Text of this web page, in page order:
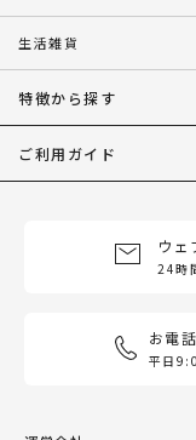
生活雑貨
特徴から探す
ご利用ガイド
ウェ
24時
お電
平日